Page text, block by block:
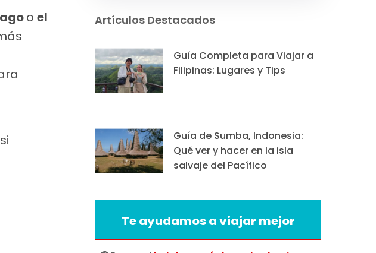
o el
Artículos Destacados
Guía Completa para Viajar a
Filipinas: Lugares y Tips
Guía de Sumba, Indonesia:
Qué ver y hacer en la isla
salvaje del Pacífico
Te ayudamos a viajar mejor